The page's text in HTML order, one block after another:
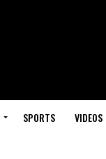
SPORTS VIDEOS